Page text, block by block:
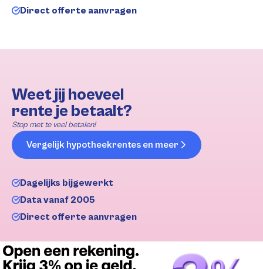
Direct offerte aanvragen
Weet jij hoeveel
rente je betaalt?
Stop met te veel betalen!
Vergelijk hypotheekrentes en meer
Dagelijks bijgewerkt
Data vanaf 2005
Direct offerte aanvragen